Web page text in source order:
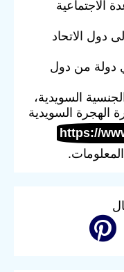
الاجتماعية
دول الاتحاد
دولة من دول
السويدية،
الهجرة السويدية
https://